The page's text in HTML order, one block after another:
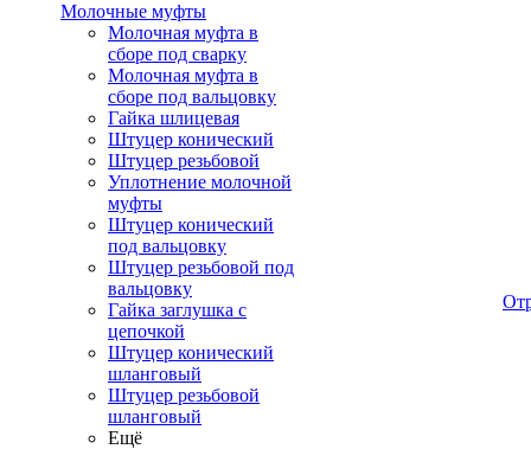
Молочные муфты
Молочная муфта в
сборе под сварку
Молочная муфта в
сборе под вальцовку
Гайка шлицевая
Штуцер конический
Штуцер резьбовой
Уплотнение молочной
муфты
Штуцер конический
под вальцовку
Штуцер резьбовой под
вальцовку
Гайка заглушка с
цепочкой
Штуцер конический
шланговый
Штуцер резьбовой
шланговый
Ещё